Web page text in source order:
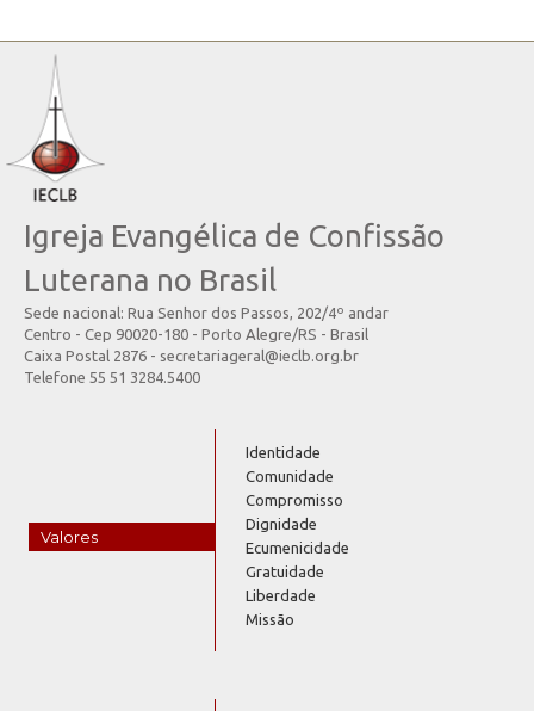
Igreja Evangélica de Confissão
Luterana no Brasil
Sede nacional: Rua Senhor dos Passos, 202/4º andar
Centro - Cep 90020-180 - Porto Alegre/RS - Brasil
Caixa Postal 2876 - secretariageral@ieclb.org.br
Telefone 55 51 3284.5400
Valores
Identidade
Comunidade
Compromisso
Dignidade
Ecumenicidade
Gratuidade
Liberdade
Missão